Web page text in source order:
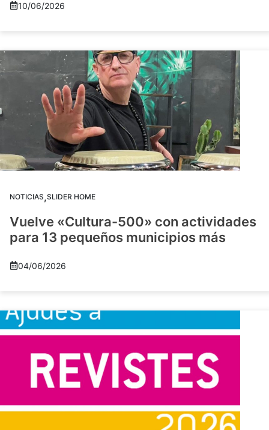
10/06/2026
NOTICIAS,SLIDER HOME
Vuelve «Cultura-500» con actividades
para 13 pequeños municipios más
04/06/2026